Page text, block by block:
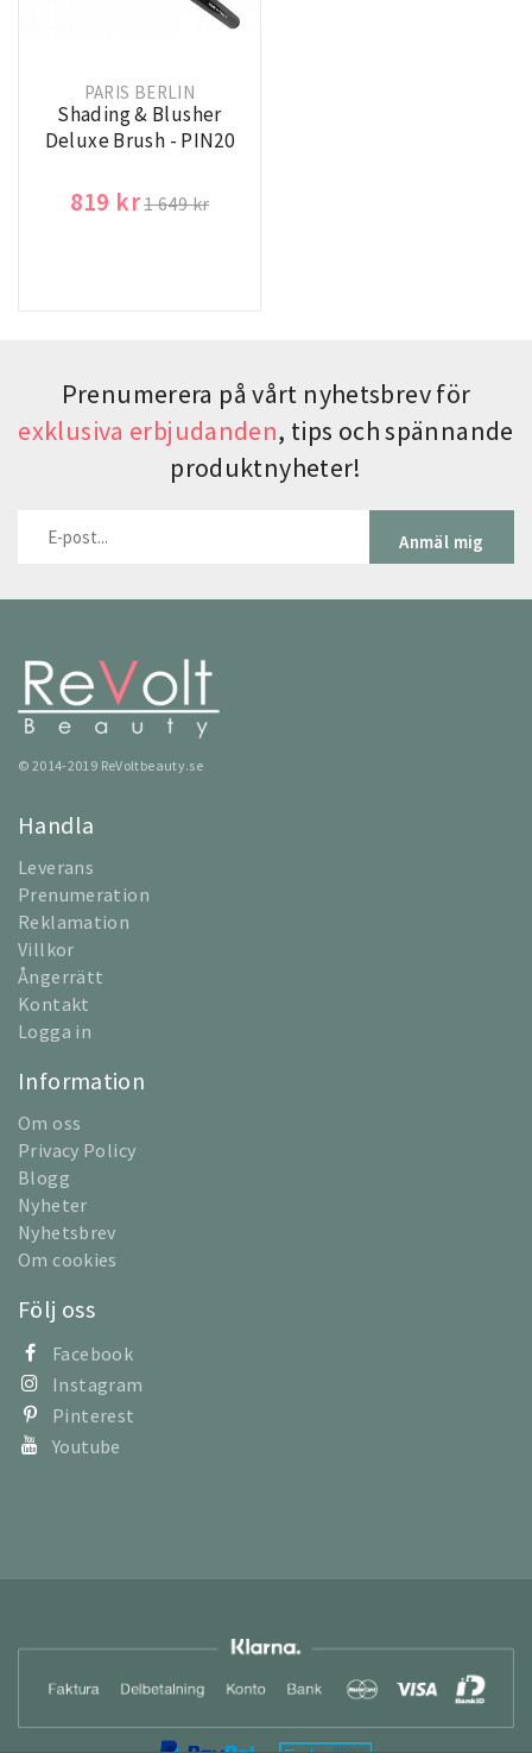
PARIS BERLIN
Shading & Blusher
Deluxe Brush - PIN20
819 kr1 649 kr
Prenumerera på vårt nyhetsbrev för
exklusiva erbjudanden, tips och spännande
produktnyheter!
Anmäl mig
© 2014-2019 ReVoltbeauty.se
Handla
Leverans
Prenumeration
Reklamation
Villkor
Ångerrätt
Kontakt
Logga in
Information
Om oss
Privacy Policy
Blogg
Nyheter
Nyhetsbrev
Om cookies
Följ oss
Facebook
Instagram
Pinterest
Youtube